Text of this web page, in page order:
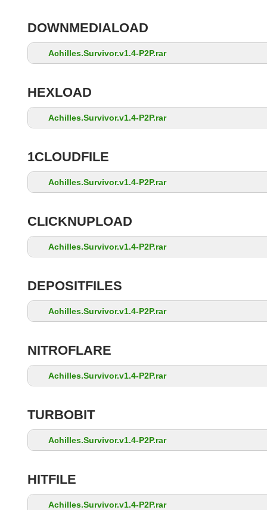
DOWNMEDIALOAD
Achilles.Survivor.v1.4-P2P.rar
HEXLOAD
Achilles.Survivor.v1.4-P2P.rar
1CLOUDFILE
Achilles.Survivor.v1.4-P2P.rar
CLICKNUPLOAD
Achilles.Survivor.v1.4-P2P.rar
DEPOSITFILES
Achilles.Survivor.v1.4-P2P.rar
NITROFLARE
Achilles.Survivor.v1.4-P2P.rar
TURBOBIT
Achilles.Survivor.v1.4-P2P.rar
HITFILE
Achilles.Survivor.v1.4-P2P.rar